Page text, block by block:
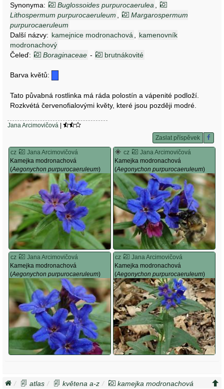
Synonyma:
Buglossoides purpurocaerulea
Lithospermum purpurocaeruleum
Margarospermum
purpurocaeruleum
Další názvy: kamejnice modronachová
kamenovník
modronachový
Čeleď:
Boraginaceae - brutnákovité
Barva květů:
Tato půvabná rostlinka má ráda polostín a vápenité podloží.
Rozkvétá červenofialovými květy, které jsou později modré.
Jana Arcimovičová
Zaslat příspěvek
cz
Jana Arcimovičová
Kamejka modronachová
(Aegonychon purpurocaeruleum)
cz
Jana Arcimovičová
Kamejka modronachová
(Aegonychon purpurocaeruleum)
cz
Jana Arcimovičová
Kamejka modronachová
(Aegonychon purpurocaeruleum)
cz
Jana Arcimovičová
Kamejka modronachová
(Aegonychon purpurocaeruleum)
atlas květena a-z kamejka modronachová